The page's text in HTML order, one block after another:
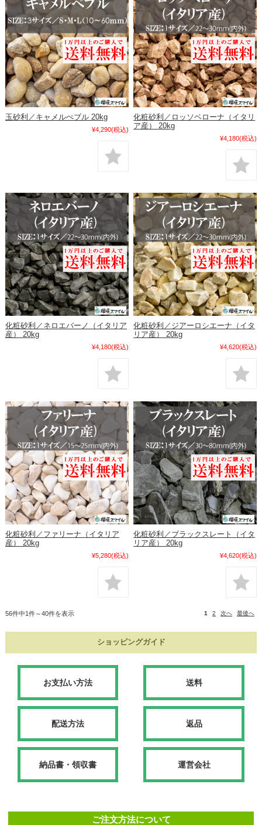
玉砂利／キャメルぺブル 20kg
¥4,290(税込)
化粧砂利／ロッソベローナ（イタリ
ア産） 20kg
¥4,180(税込)
化粧砂利／ネロエバーノ（イタリア
産） 20kg
¥4,180(税込)
化粧砂利／ジアーロシエーナ（イタ
リア産） 20kg
¥4,620(税込)
化粧砂利／ファリーナ（イタリア
産） 20kg
¥5,280(税込)
化粧砂利／ブラックスレート（イタ
リア産） 20kg
¥4,620(税込)
56件中1件～40件を表示 1 2 次へ 最後へ
ショッピングガイド
お支払い方法 送料
配送方法 返品
納品書・領収書 運営会社
ご注文方法について